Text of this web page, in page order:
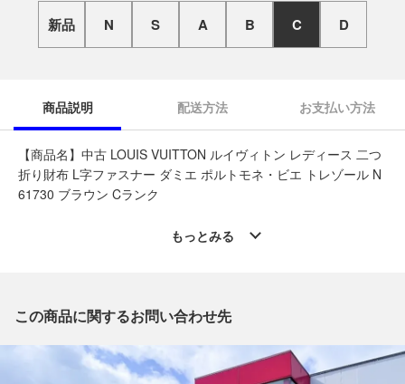
新品 N S A B C D
商品説明 配送方法 お支払い方法
【商品名】中古 LOUIS VUITTON ルイヴィトン レディース 二つ
折り財布 L字ファスナー ダミエ ポルトモネ・ビエ トレゾール N
61730 ブラウン Cランク
◆こちらの商品は「なんでもリサイクル ビッグバン千歳信濃店
出品店舗にお電話にてお問い合わせください。
品商品」と「店舗内商品コード」をお知らせ下さい。
電話番号：0123-40-3196
もっとみる
この商品に関するお問い合わせ先